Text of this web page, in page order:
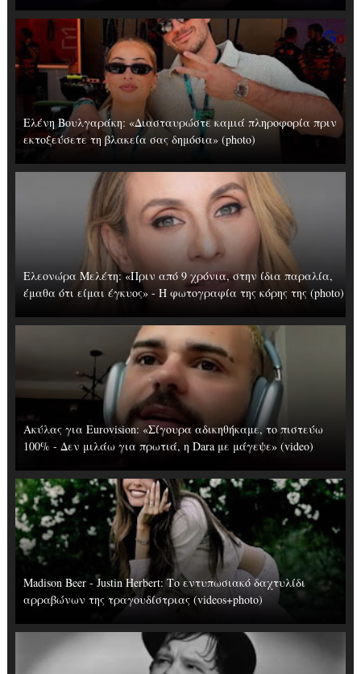
Ελένη Βουλγαράκη: «Διασταυρώστε καμιά πληροφορία πριν
εκτοξεύσετε τη βλακεία σας δημόσια» (photo)
Ελεονώρα Μελέτη: «Πριν από 9 χρόνια, στην ίδια παραλία,
έμαθα ότι είμαι έγκυος» - Η φωτογραφία της κόρης της (photo)
Ακύλας για Eurovision: «Σίγουρα αδικηθήκαμε, το πιστεύω
100% - Δεν μιλάω για πρωτιά, η Dara με μάγεψε» (video)
Madison Beer - Justin Herbert: Το εντυπωσιακό δαχτυλίδι
αρραβώνων της τραγουδίστριας (videos+photo)